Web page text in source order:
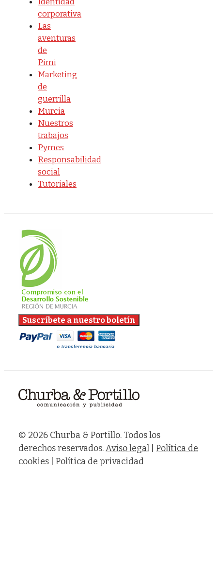
corporativa
Las
aventuras
de
Pimi
Marketing
de
guerrilla
Murcia
Nuestros
trabajos
Pymes
Responsabilidad
social
Tutoriales
© 2026 Churba & Portillo. Todos los
derechos reservados.Aviso legal
Política de
cookies
Política de privacidad